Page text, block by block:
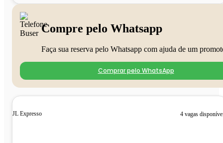
Compre pelo Whatsapp
Faça sua reserva pelo Whatsapp com ajuda de um
Comprar pelo WhatsApp
JL Expresso 4 vagas